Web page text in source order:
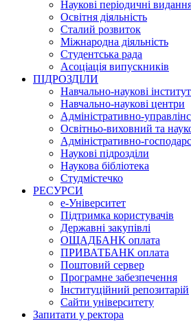
Наукові періодичні
Освітня діяльність
Сталий розвиток
Міжнародна діяльність
Студентська рада
Асоціація випускників
ПІДРОЗДІЛИ
Навчально-наукові
Навчально-наукові центри
Адміністративно-
Освітньо-виховний та
Адміністративно-
Наукові підрозділи
Наукова бібліотека
Студмістечко
РЕСУРСИ
е-Університет
Підтримка користувачів
Державні закупівлі
ОЩАДБАНК оплата
ПРИВАТБАНК оплата
Поштовий сервер
Програмне забезпечення
Інституційний репозитарій
Сайти університету
Запитати у ректора